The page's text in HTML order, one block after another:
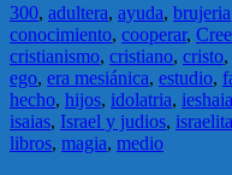
300, adultera, ayuda, brujeria
conocimiento, cooperar,
cristianismo, cristiano, cristo,
ego, era mesiánica, estudio,
hecho, hijos, idolatria, ieshaia
isaias, Israel y judios, israelita
libros, magia, medio